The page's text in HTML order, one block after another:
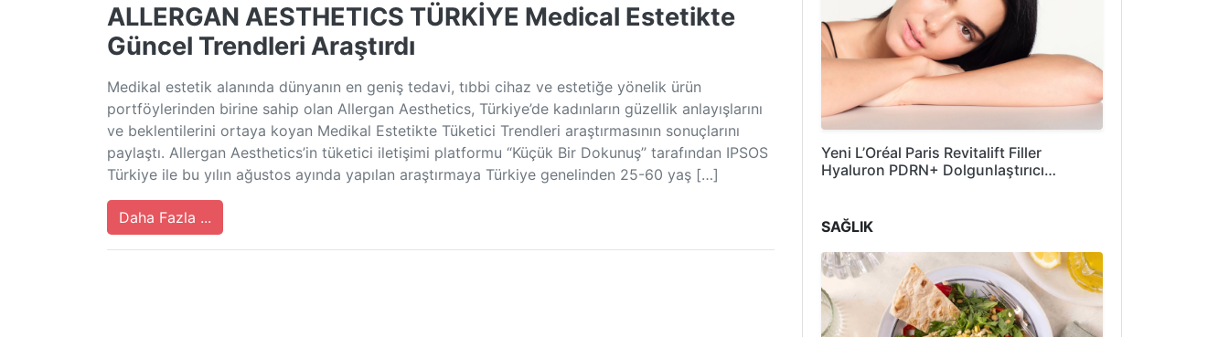
ALLERGAN AESTHETICS TÜRKİYE Medical Estetikte
Güncel Trendleri Araştırdı
Medikal estetik alanında dünyanın en geniş tedavi, tıbbi cihaz ve estetiğe yönelik ürün
portföylerinden birine sahip olan Allergan Aesthetics, Türkiye’de kadınların güzellik anlayışlarını
ve beklentilerini ortaya koyan Medikal Estetikte Tüketici Trendleri araştırmasının sonuçlarını
paylaştı. Allergan Aesthetics’in tüketici iletişimi platformu “Küçük Bir Dokunuş” tarafından IPSOS
Türkiye ile bu yılın ağustos ayında yapılan araştırmaya Türkiye genelinden 25-60 yaş […]
Daha Fazla ...
Yeni L’Oréal Paris Revitalift Filler
Hyaluron PDRN+ Dolgunlaştırıcı…
SAĞLIK